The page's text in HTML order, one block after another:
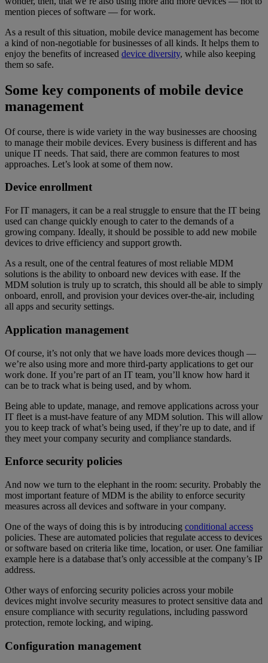
mention pieces of software — for work.
As a result of this situation, mobile device management has become
a kind of non-negotiable for businesses of all kinds. It helps them to
enjoy the benefits of increased device diversity, while also keeping
them so safe.
Some key components of mobile device
management
Of course, there is wide variety in the way businesses are choosing
to manage their mobile devices. Every business is different and has
unique IT needs. That said, there are common features to most
approaches. Let’s look at some of them now.
Device enrollment
For IT managers, it can be a real struggle to ensure that the IT being
used can change quickly enough to cater to the demands of a
growing company. Ideally, it should be possible to add new mobile
devices to drive efficiency and support growth.
As a result, one of the central features of most reliable MDM
solutions is the ability to onboard new devices with ease. If the
MDM solution is truly up to scratch, this should all be able to simply
onboard, enroll, and provision your devices over-the-air, including
all apps and security settings.
Application management
Of course, it’s not only that we have loads more devices though —
we’re also using more and more third-party applications to get our
work done. If you’re part of an IT team, you’ll know how hard it
can be to track what is being used, and by whom.
Being able to update, manage, and remove applications across your
IT fleet is a must-have feature of any MDM solution. This will allow
you to keep track of what’s being used, if they’re up to date, and if
they meet your company security and compliance standards.
Enforce security policies
And now we turn to the elephant in the room: security. Probably the
most important feature of MDM is the ability to enforce security
measures across all devices and software in your company.
One of the ways of doing this is by introducing conditional access
policies. These are automated policies that regulate access to devices
or software based on criteria like time, location, or user. One familiar
example here is a database that’s only accessible at the company’s IP
address.
Other ways of enforcing security policies across your mobile
devices might involve security measures to protect sensitive data and
ensure compliance with security regulations, including password
protection, remote locking, and wiping.
Configuration management